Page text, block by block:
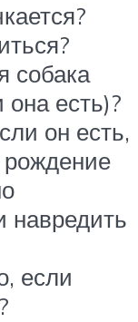
собака
она есть)?
он есть,
рождение
навредить
если